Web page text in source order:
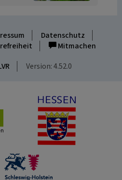
Datenschutz
Mitmachen
Version: 4.52.0